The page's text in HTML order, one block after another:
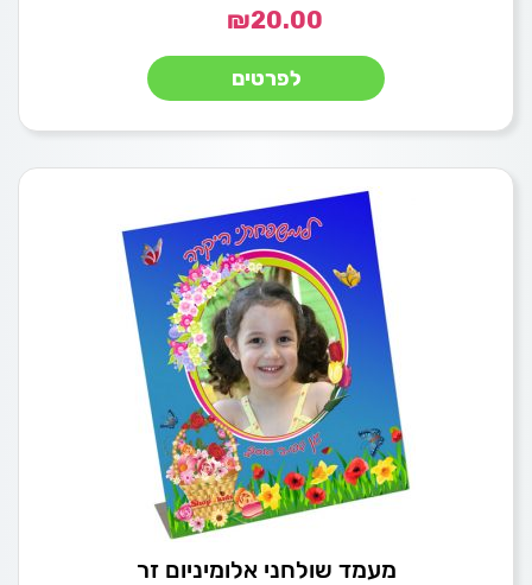
₪20.00
לפרטים
מעמד שולחני אלומיניום זר